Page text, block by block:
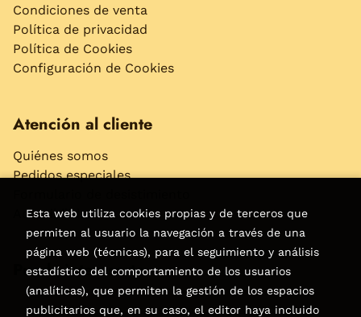
Condiciones de venta
Política de privacidad
Política de Cookies
Configuración de Cookies
Atención al cliente
Quiénes somos
Pedidos especiales
Accesibilidad
Puede interesarte
Esta web utiliza cookies propias y de terceros que
permiten al usuario la navegación a través de una
página web (técnicas), para el seguimiento y análisis
estadístico del comportamiento de los usuarios
(analíticas), que permiten la gestión de los espacios
publicitarios que, en su caso, el editor haya incluido